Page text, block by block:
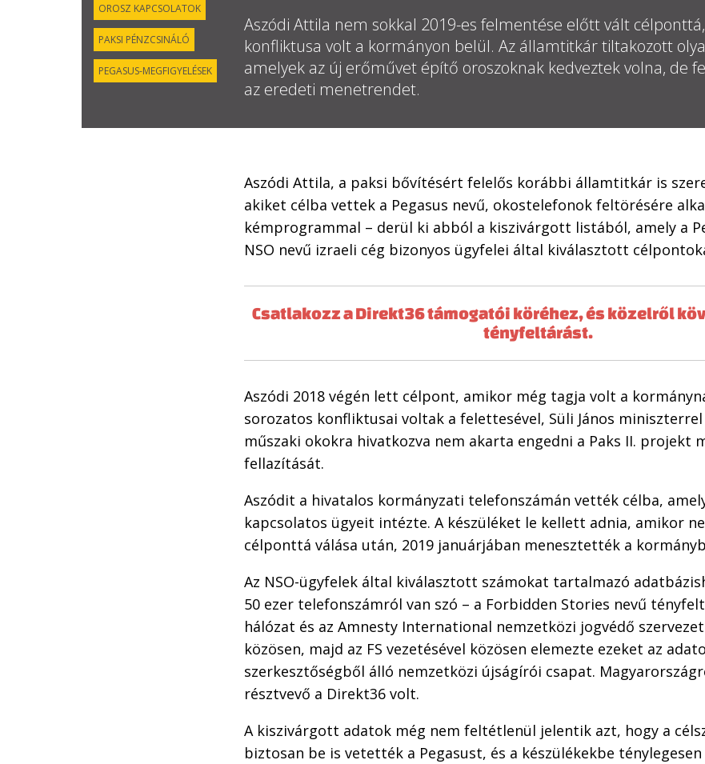
OROSZ KAPCSOLATOK
PAKSI PÉNZCSINÁLÓ
PEGASUS-MEGFIGYELÉSEK
Aszódi Attila nem sokkal 2019-es felmentése előtt vált
konfliktusa volt a kormányon belül. Az államtitkár tiltakozott
amelyek az új erőművet építő oroszoknak kedveztek volna, de
az eredeti menetrendet.
Aszódi Attila, a paksi bővítésért felelős korábbi államtitkár is
akiket célba vettek a Pegasus nevű, okostelefonok feltörésére
kémprogrammal – derül ki abból a kiszivárgott listából, amely a
NSO nevű izraeli cég bizonyos ügyfelei által kiválasztott
Csatlakozz a Direkt36 támogatói köréhez, és közelről
tényfeltárást.
Aszódi 2018 végén lett célpont, amikor még tagja volt a
sorozatos konfliktusai voltak a felettesével, Süli János
műszaki okokra hivatkozva nem akarta engedni a Paks II. projekt
fellazítását.
Aszódit a hivatalos kormányzati telefonszámán vették célba,
kapcsolatos ügyeit intézte. A készüléket le kellett adnia, amikor
célponttá válása után, 2019 januárjában menesztették a
Az NSO-ügyfelek által kiválasztott számokat tartalmazó
50 ezer telefonszámról van szó – a Forbidden Stories nevű
hálózat és az Amnesty International nemzetközi jogvédő
közösen, majd az FS vezetésével közösen elemezte ezeket az
szerkesztőségből álló nemzetközi újságírói csapat.
résztvevő a Direkt36 volt.
A kiszivárgott adatok még nem feltétlenül jelentik azt, hogy a
biztosan be is vetették a Pegasust, és a készülékekbe